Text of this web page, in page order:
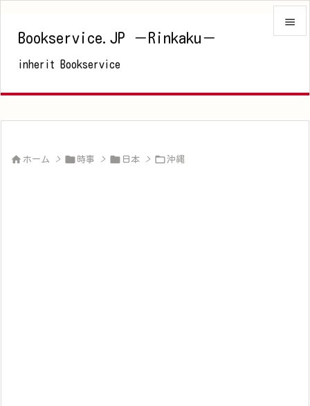
Bookservice.JP －Rinkaku－
inherit Bookservice


 ホーム >  時事 >  日本 > 沖縄